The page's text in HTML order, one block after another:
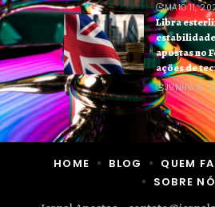
MAIO 11,
Libra
apostas no
ações de
JUNHO 8,
HOME BLOG QUEM
SOBRE